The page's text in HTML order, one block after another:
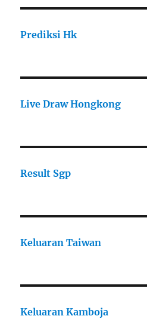
Prediksi Hk
Live Draw Hongkong
Result Sgp
Keluaran Taiwan
Keluaran Kamboja